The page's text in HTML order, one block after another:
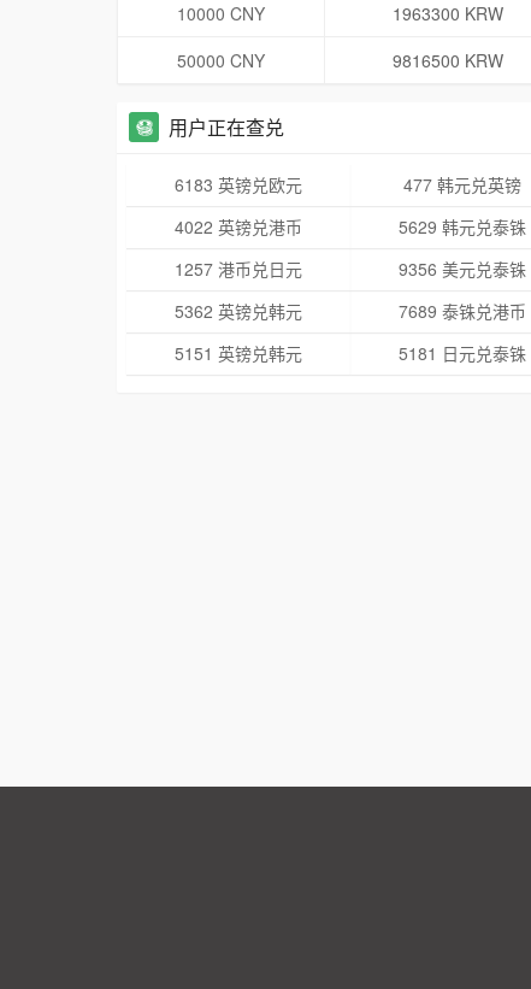
10000 CNY
1963300 KRW
50000 CNY
9816500 KRW
用户正在查兑
6183 英镑兑欧元 477 韩元兑英镑
4022 英镑兑港币
5629 韩元兑泰铢
1257 港币兑日元
9356 美元兑泰铢
5362 英镑兑韩元
7689 泰铢兑港币
5151 英镑兑韩元
5181 日元兑泰铢